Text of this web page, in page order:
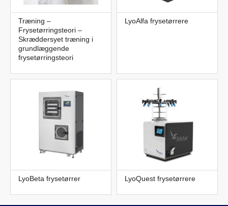
Træning –
Frysetørringsteori –
Skræddersyet træning i
grundlæggende
frysetørringsteori
LyoAlfa frysetørrere
LyoBeta frysetørrer LyoQuest frysetørrere